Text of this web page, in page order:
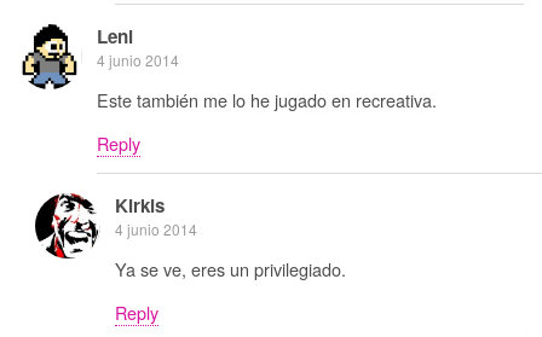
Leni
4 junio 2014
Este también me lo he jugado en recreativa.
Reply
Kirkis
4 junio 2014
Ya se ve, eres un privilegiado.
Reply